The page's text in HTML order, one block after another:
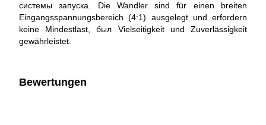
системы запуска. Die Wandler sind für einen breiten
Eingangsspannungsbereich (4:1) ausgelegt und erfordern
keine Mindestlast, был Vielseitigkeit und Zuverlässigkeit
gewährleistet.
Bewertungen